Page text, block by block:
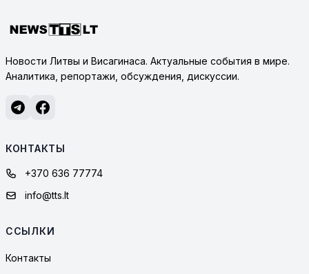
Новости Литвы и Висагинаса. Актуальные события в мире.
Аналитика, репортажи, обсуждения, дискуссии.
КОНТАКТЫ
+370 636 77774
info@tts.lt
ССЫЛКИ
Контакты